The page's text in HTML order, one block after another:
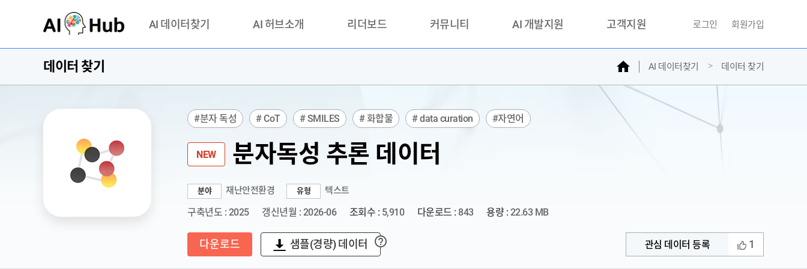
AI 데이터찾기
기관 제공 데이터
AI 허브 오픈 API
AI 허브소개
안심존이란?
이용정책
리더보드 커뮤니티
활용성과 우수사례
품질가이드
AI 개발지원 고객지원
문의하기
자주찾는질문
민원접수
AI데이터등록신청
로그인 회원가입
데이터 찾기 홈 AI 데이터찾기 데이터 찾기
#분자 독성 # CoT # SMILES # 화합물 # data curation #자연어
NEW 분자독성 추론 데이터
분야 재난안전환경 유형 텍스트
구축년도 : 2025 갱신년월 : 2026-06 조회수 : 5,910 다운로드 : 843 용량 : 22.63 MB
다운로드 샘플(경량) 데이터 ? 관심 데이터 등록 1